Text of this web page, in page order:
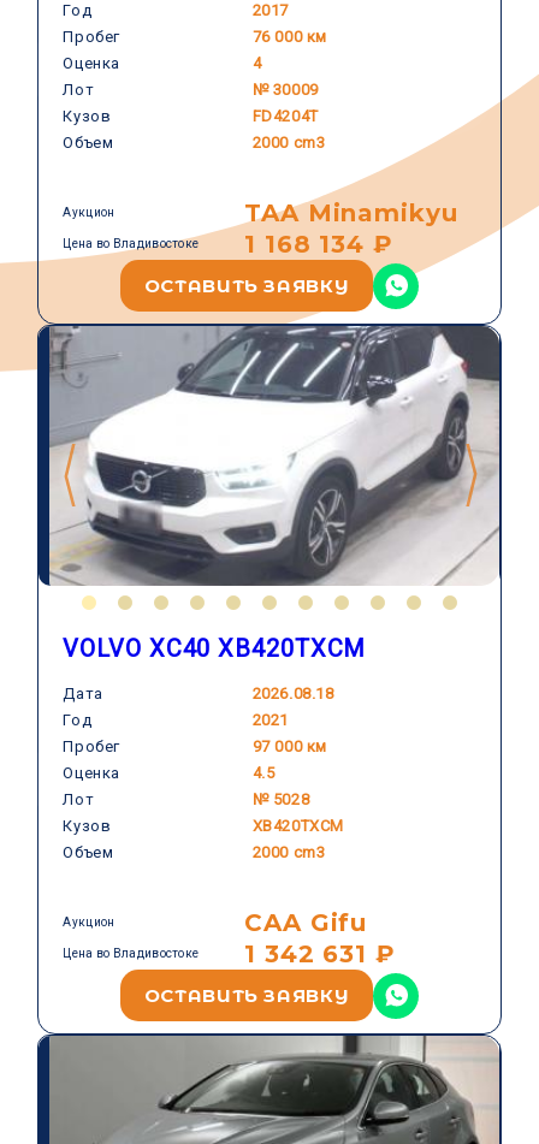
Год
2017
Пробег
76 000 км
Оценка
4
Лот
№ 30009
Кузов
FD4204T
Объем
2000 cm3
VOLVO
TAA Minamikyu
Аукцион
1 168 134 ₽
Цена во Владивостоке
ОСТАВИТЬ ЗАЯВКУ
VOLVO XC40 XB420TXCM
Дата
2026.08.18
Год
2021
Пробег
97 000 км
Оценка
4.5
Лот
№ 5028
Кузов
XB420TXCM
Объем
2000 cm3
VOLVO
CAA Gifu
Аукцион
1 342 631 ₽
Цена во Владивостоке
ОСТАВИТЬ ЗАЯВКУ